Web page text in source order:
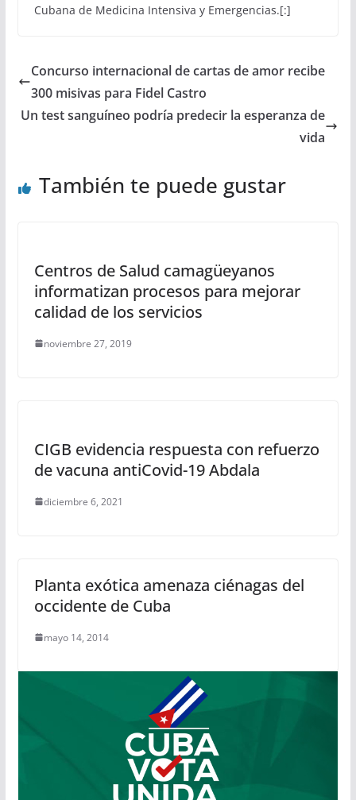
Cubana de Medicina Intensiva y Emergencias.[:]
Concurso internacional de cartas de amor recibe
300 misivas para Fidel Castro
Un test sanguíneo podría predecir la esperanza de
vida
También te puede gustar
Centros de Salud camagüeyanos
informatizan procesos para mejorar
calidad de los servicios
noviembre 27, 2019
CIGB evidencia respuesta con refuerzo
de vacuna antiCovid-19 Abdala
diciembre 6, 2021
Planta exótica amenaza ciénagas del
occidente de Cuba
mayo 14, 2014